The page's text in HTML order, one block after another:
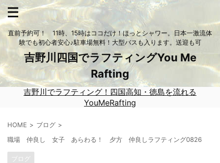
直前予約可！ 11時、15時はココだけ！ほっとシャワー。日本一激流体
験でも初心者安心♪駐車場無料！大型バスも入ります。送迎も可
吉野川四国でラフティングYou Me
Rafting
吉野川でラフティング！四国高知・徳島を流れる
YouMeRafting
HOME
ブログ
職場 仲良し 女子 あらわる！ 夕方 仲良しラフティング0826
ブログ